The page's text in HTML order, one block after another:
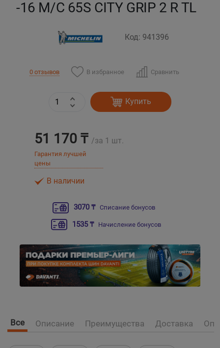
-16 M/C 65S CITY GRIP 2 R TL
Код: 941396
0 отзывов В избранное Сравнить
Купить
51 170 ₸ /за 1 шт.
Гарантия лучшей
цены
В наличии
3070 ₸ Списание бонусов
1535 ₸ Начисление бонусов
Все Описание Преимущества Доставка
Уральск
Экибастуз
Бишкек